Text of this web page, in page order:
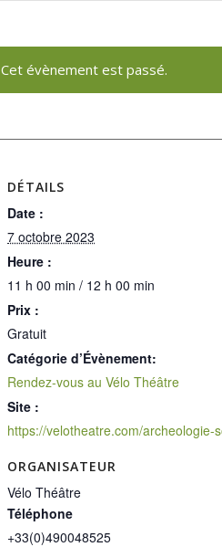
Cet évènement est passé.
DÉTAILS
Date :
7 octobre 2023
Heure :
11 h 00 min / 12 h 00 min
Prix :
Gratuit
Catégorie d’Évènement:
Rendez-vous au Vélo Théâtre
Site :
ORGANISATEUR
Vélo Théâtre
Téléphone
+33(0)490048525